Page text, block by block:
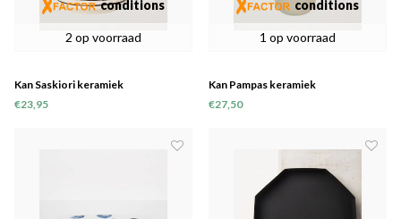
2 op voorraad
conditions
Kan Saskiori keramiek
€23,95
1 op voorraad
conditions
Kan Pampas keramiek
€27,50